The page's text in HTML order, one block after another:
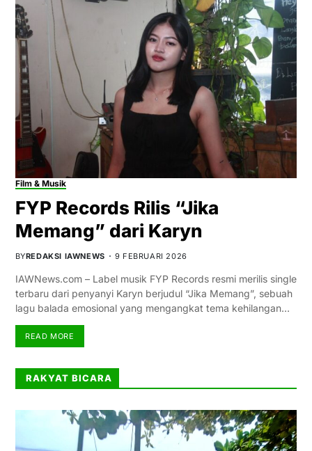
Film & Musik
FYP Records Rilis “Jika
Memang” dari Karyn
BYREDAKSI IAWNEWS 9 FEBRUARI 2026
IAWNews.com – Label musik FYP Records resmi merilis single
terbaru dari penyanyi Karyn berjudul “Jika Memang”, sebuah
lagu balada emosional yang mengangkat tema kehilangan…
READ MORE
RAKYAT BICARA